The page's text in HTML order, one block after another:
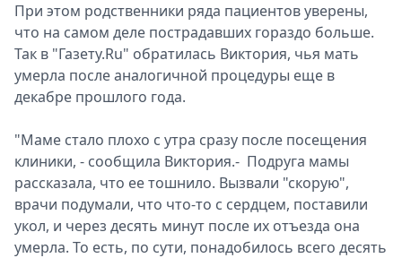
При этом родственники ряда пациентов уверены,
что на самом деле пострадавших гораздо больше.
Так в "Газету.Ru" обратилась Виктория, чья мать
умерла после аналогичной процедуры еще в
декабре прошлого года.
"Маме стало плохо с утра сразу после посещения
клиники, - сообщила Виктория.- Подруга мамы
рассказала, что ее тошнило. Вызвали "скорую",
врачи подумали, что что-то с сердцем, поставили
укол, и через десять минут после их отъезда она
умерла. То есть, по сути, понадобилось всего десять